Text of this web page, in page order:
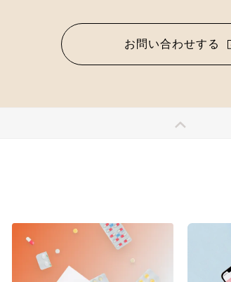
お問い合わせする